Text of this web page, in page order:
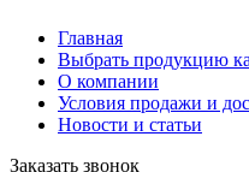
Главная
Выбрать продукцию
О компании
Условия продажи и
Новости и статьи
Заказать звонок